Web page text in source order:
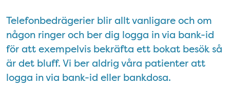
Telefonbedrägerier blir allt vanligare och om
någon ringer och ber dig logga in via bank-id
för att exempelvis bekräfta ett bokat besök så
är det bluff. Vi ber aldrig våra patienter att
logga in via bank-id eller bankdosa.